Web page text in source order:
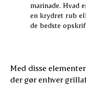
marinade. Hvad
en krydret rub
de bedste
Med disse
der gør enhver